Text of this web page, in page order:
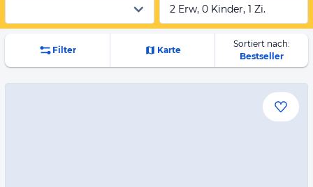
2 Erw, 0 Kinder, 1 Zi.
Filter Karte
Sortiert nach:
Bestseller